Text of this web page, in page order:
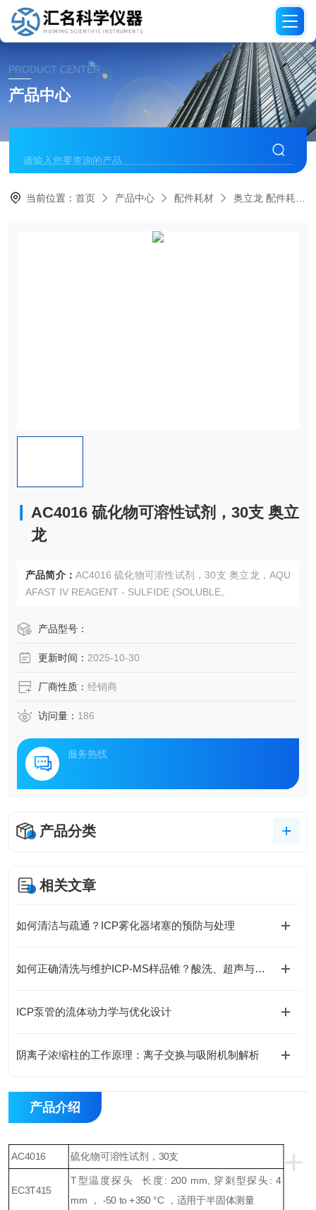
PRODUCT CENTER
产品中心
当前位置：首页 产品中心 配件耗材 奥立龙 配件耗材
AC4016 硫化物可溶性试剂，30支 奥立
龙
产品简介： AC4016 硫化物可溶性试剂，30支 奥立龙，AQU
AFAST IV REAGENT - SULFIDE (SOLUBLE。
产品型号：
更新时间： 2025-10-30
厂商性质： 经销商
访问量： 186
服务热线
产品分类
相关文章
如何清洁与疏通？ICP雾化器堵塞的预防与处理
如何正确清洗与维护ICP-MS样品锥？酸洗、超声与专业清洗流程
ICP泵管的流体动力学与优化设计
阴离子浓缩柱的工作原理：离子交换与吸附机制解析
产品介绍
+
AC4016 硫化物可溶性试剂， 30支
EC3T415
T型温度探头 长度: 200 mm, 穿刺型探头: 4
mm
， -50 to +350 °C ，适用于半固体测量